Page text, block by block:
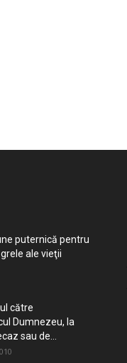
puternică pentru
ale vieţii
către
Dumnezeu, la
sau de...